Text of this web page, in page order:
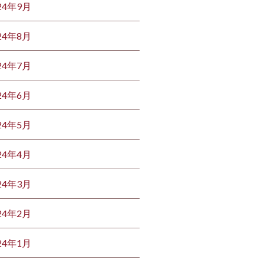
年9月
年8月
年7月
年6月
年5月
年4月
年3月
年2月
年1月